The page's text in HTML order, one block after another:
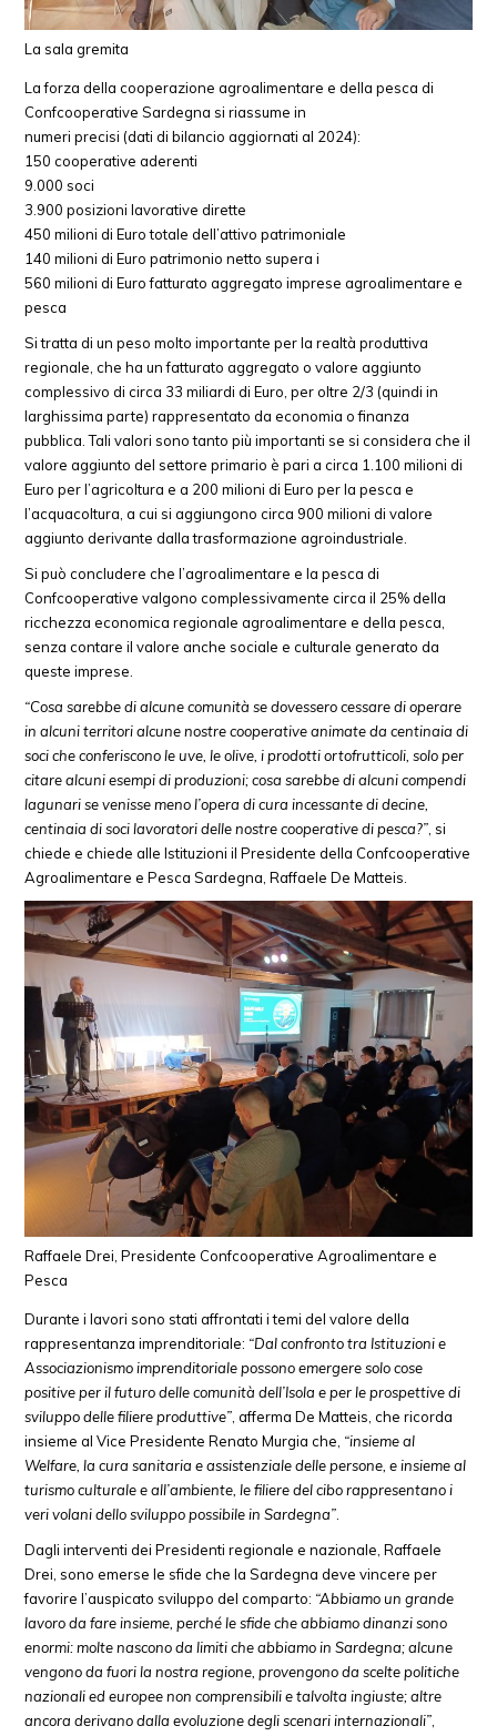
La sala gremita
La forza della cooperazione agroalimentare e della pesca di
Confcooperative Sardegna si riassume in
numeri precisi (dati di bilancio aggiornati al 2024):
150 cooperative aderenti
9.000 soci
3.900 posizioni lavorative dirette
450 milioni di Euro totale dell’attivo patrimoniale
140 milioni di Euro patrimonio netto supera i
560 milioni di Euro fatturato aggregato imprese agroalimentare e
pesca
Si tratta di un peso molto importante per la realtà produttiva
regionale, che ha un fatturato aggregato o valore aggiunto
complessivo di circa 33 miliardi di Euro, per oltre 2/3 (quindi in
larghissima parte) rappresentato da economia o finanza
pubblica. Tali valori sono tanto più importanti se si considera che il
valore aggiunto del settore primario è pari a circa 1.100 milioni di
Euro per l’agricoltura e a 200 milioni di Euro per la pesca e
l’acquacoltura, a cui si aggiungono circa 900 milioni di valore
aggiunto derivante dalla trasformazione agroindustriale.
Si può concludere che l’agroalimentare e la pesca di
Confcooperative valgono complessivamente circa il 25% della
ricchezza economica regionale agroalimentare e della pesca,
senza contare il valore anche sociale e culturale generato da
queste imprese.
“Cosa sarebbe di alcune comunità se dovessero cessare di operare
in alcuni territori alcune nostre cooperative animate da centinaia di
soci che conferiscono le uve, le olive, i prodotti ortofrutticoli, solo per
citare alcuni esempi di produzioni; cosa sarebbe di alcuni compendi
lagunari se venisse meno l’opera di cura incessante di decine,
centinaia di soci lavoratori delle nostre cooperative di pesca?”, si
chiede e chiede alle Istituzioni il Presidente della Confcooperative
Agroalimentare e Pesca Sardegna, Raffaele De Matteis.
Raffaele Drei, Presidente Confcooperative Agroalimentare e
Pesca
Durante i lavori sono stati affrontati i temi del valore della
rappresentanza imprenditoriale: “Dal confronto tra Istituzioni e
Associazionismo imprenditoriale possono emergere solo cose
positive per il futuro delle comunità dell’Isola e per le prospettive di
sviluppo delle filiere produttive” , afferma De Matteis, che ricorda
insieme al Vice Presidente Renato Murgia che, “insieme al
Welfare, la cura sanitaria e assistenziale delle persone, e insieme al
turismo culturale e all’ambiente, le filiere del cibo rappresentano i
veri volani dello sviluppo possibile in Sardegna”
Dagli interventi dei Presidenti regionale e nazionale, Raffaele
Drei, sono emerse le sfide che la Sardegna deve vincere per
favorire l’auspicato sviluppo del comparto: “Abbiamo un grande
lavoro da fare insieme, perché le sfide che abbiamo dinanzi sono
enormi: molte nascono da limiti che abbiamo in Sardegna; alcune
vengono da fuori la nostra regione, provengono da scelte politiche
nazionali ed europee non comprensibili e talvolta ingiuste; altre
ancora derivano dalla evoluzione degli scenari internazionali”